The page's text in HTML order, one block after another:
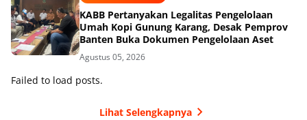
KABB Pertanyakan Legalitas Pengelolaan
Umah Kopi Gunung Karang, Desak Pemprov
Banten Buka Dokumen Pengelolaan Aset
Agustus 05, 2026
Failed to load posts.
Lihat Selengkapnya